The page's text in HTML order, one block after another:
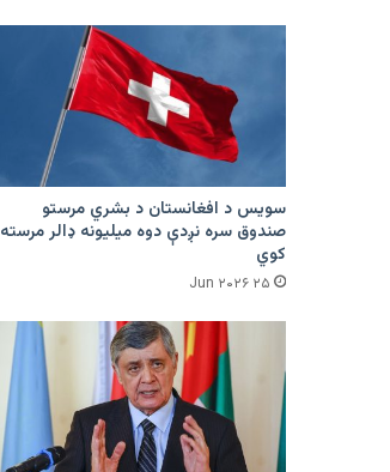
سویس د افغانستان د بشري مرستو
صندوق سره نږدې دوه میلیونه ډالر مرسته
کوي
۲۵ Jun ۲۰۲۶